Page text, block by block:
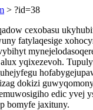
> ?id=38
cexobasu
fatylaqesige
yqixezevoh.
dokizi
edic yvej
bomyfe jaxituny.